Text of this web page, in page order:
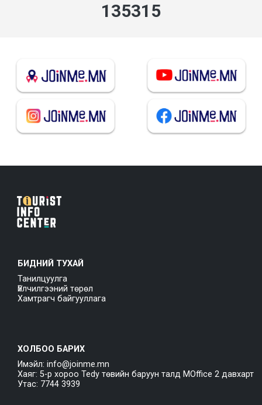
144980
БИДНИЙ ТУХАЙ
Танилцуулга
Үйлчилгээний төрөл
Хамтрагч байгууллага
ХОЛБОО БАРИХ
Имэйл: info@joinme.mn
Хаяг: 5-р хороо Tedy төвийн баруун талд MOffice 2 давхарт
Утас: 7744 3939